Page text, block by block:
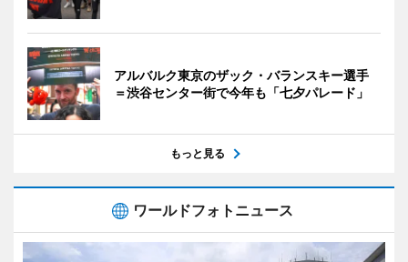
アルバルク東京のザック・バランスキー選手
＝渋谷センター街で今年も「七夕パレード」
もっと見る
ワールドフォトニュース